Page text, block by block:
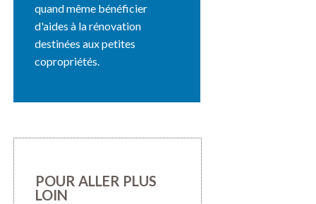
quand même bénéficier
d'aides à la rénovation
destinées aux petites
copropriétés.
POUR ALLER PLUS
LOIN